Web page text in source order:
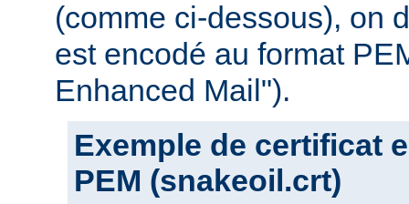
(comme ci-dessous), on
est encodé au format
Enhanced Mail").
Exemple de certificat
PEM (snakeoil.crt)